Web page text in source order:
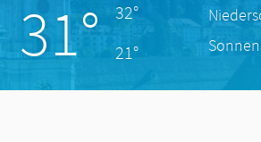
31°
32°
21°